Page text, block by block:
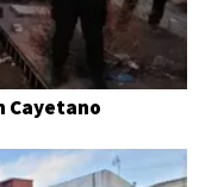
Cayetano